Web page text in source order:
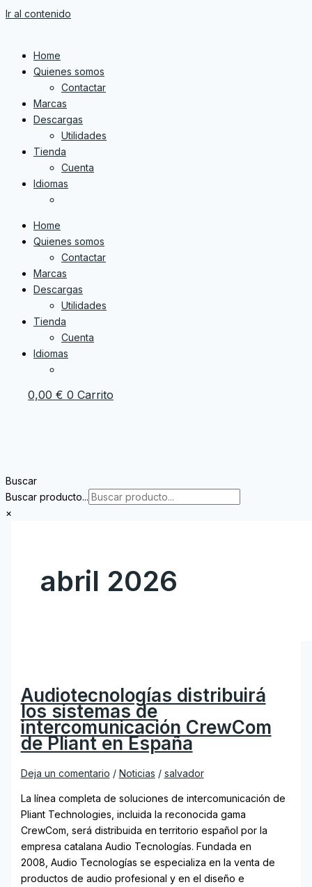
Ir al contenido
Home
Quienes somos
Contactar
Marcas
Descargas
Utilidades
Tienda
Cuenta
Idiomas
Home
Quienes somos
Contactar
Marcas
Descargas
Utilidades
Tienda
Cuenta
Idiomas
0,00 € 0 Carrito
Buscar
Buscar producto...
×
abril 2026
Audiotecnologías distribuirá
los sistemas de
intercomunicación CrewCom
de Pliant en España
Deja un comentario / Noticias / salvador
La línea completa de soluciones de intercomunicación de
Pliant Technologies, incluida la reconocida gama
CrewCom, será distribuida en territorio español por la
empresa catalana Audio Tecnologías. Fundada en
2008, Audio Tecnologías se especializa en la venta de
productos de audio profesional y en el diseño e